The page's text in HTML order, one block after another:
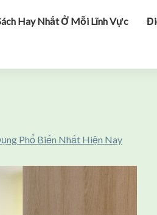
Hay Nhất Ở Mỗi Lĩnh Vực
Phổ Biến Nhất Hiện Nay